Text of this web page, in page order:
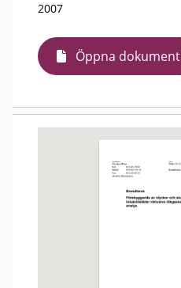
2007
Öppna dokument